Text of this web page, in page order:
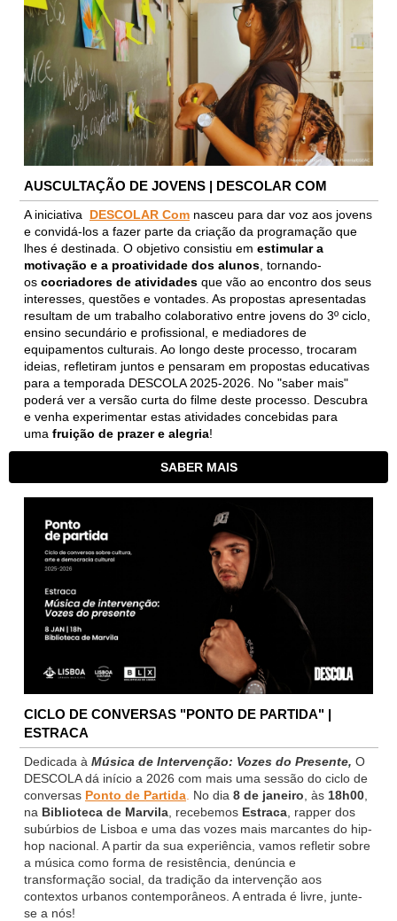
AUSCULTAÇÃO DE JOVENS | DESCOLAR COM
A iniciativa DESCOLAR Com nasceu para dar voz aos jovens
e convidá-los a fazer parte da criação da programação que
lhes é destinada. O objetivo consistiu em estimular a
motivação e a proatividade dos alunos , tornando-
os cocriadores de atividades que vão ao encontro dos seus
interesses, questões e vontades. As propostas apresentadas
resultam de um trabalho colaborativo entre jovens do 3º ciclo,
ensino secundário e profissional, e mediadores de
equipamentos culturais. Ao longo deste processo, trocaram
ideias, refletiram juntos e pensaram em propostas educativas
para a temporada DESCOLA 2025-2026. No "saber mais"
poderá ver a versão curta do filme deste processo. Descubra
e venha experimentar estas atividades concebidas para
uma fruição de prazer e alegria!
SABER MAIS
CICLO DE CONVERSAS "PONTO DE PARTIDA" |
ESTRACA
Dedicada à Música de Intervenção: Vozes do Presente, O
DESCOLA dá início a 2026 com mais uma sessão do ciclo de
conversas Ponto de Partida No dia 8 de janeiro , às 18h00
na Biblioteca de Marvila , recebemos Estraca , rapper dos
subúrbios de Lisboa e uma das vozes mais marcantes do hip-
hop nacional. A partir da sua experiência, vamos refletir sobre
a música como forma de resistência, denúncia e
transformação social, da tradição da intervenção aos
contextos urbanos contemporâneos. A entrada é livre, junte-
se a nós!